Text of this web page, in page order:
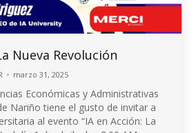
Nueva Revolución
marzo 31, 2025
Económicas y Administrativas
Nariño tiene el gusto de invitar a
al evento “IA en Acción: La